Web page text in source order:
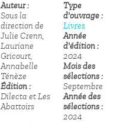
Auteur
Sous la
direction de
Julie Crenn,
Lauriane
Gricourt,
Annabelle
Ténèze
Édition
Dilecta et Les
Abattoirs
Type
d'ouvrage
Livres
Année
d'édition
2024
Mois des
sélections
Septembre
Année des
sélections
2024